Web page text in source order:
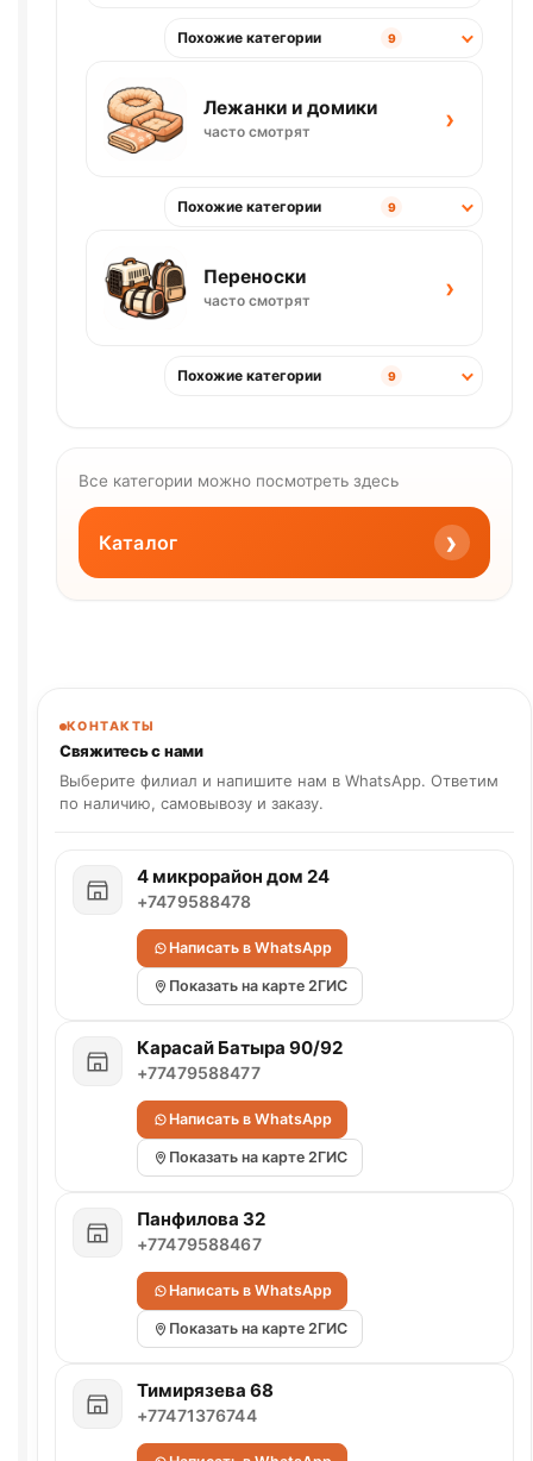
Похожие категории 9
Лежанки и домики
часто смотрят ›
Похожие категории 9
Переноски
часто смотрят ›
Похожие категории 9
Все категории можно посмотреть здесь
Каталог ›
КОНТАКТЫ
Свяжитесь с нами
Выберите филиал и напишите нам в WhatsApp. Ответим
по наличию, самовывозу и заказу.
4 микрорайон дом 24
+7479588478
Написать в WhatsApp
Показать на карте 2ГИС
Карасай Батыра 90/92
+77479588477
Написать в WhatsApp
Показать на карте 2ГИС
Панфилова 32
+77479588467
Написать в WhatsApp
Показать на карте 2ГИС
Тимирязева 68
+77471376744